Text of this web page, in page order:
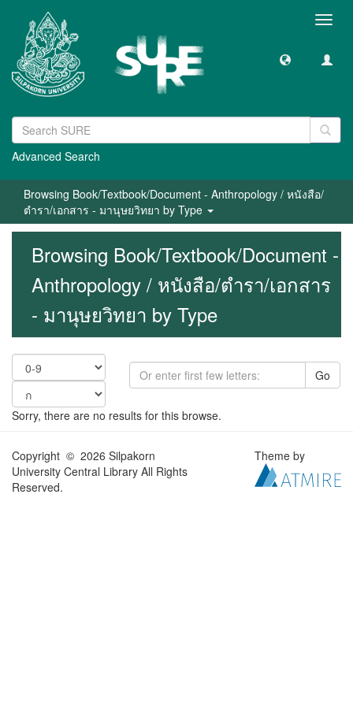
Advanced Search
Browsing Book/Textbook/Document - Anthropology / หนังสือ/
ตำรา/เอกสาร - มานุษยวิทยา by Type
Browsing Book/Textbook/Document -
Anthropology / หนังสือ/ตำรา/เอกสาร
- มานุษยวิทยา by Type
Go
Sorry, there are no results for this browse.
Copyright © 2026 Silpakorn
University Central Library All Rights
Reserved.
Theme by